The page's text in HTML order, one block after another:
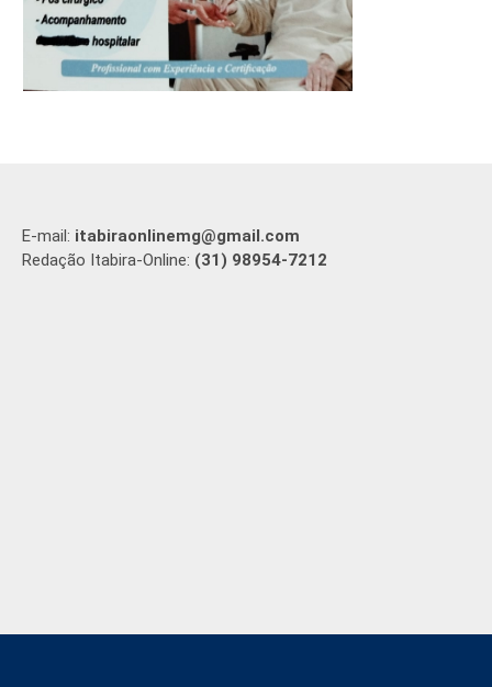
E-mail: itabiraonlinemg@gmail.com
Redação Itabira-Online: (31) 98954-7212